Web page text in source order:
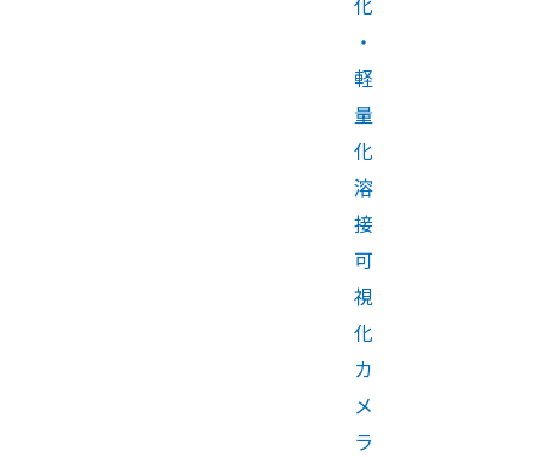
・
軽
量
化
溶
接
可
視
化
カ
メ
ラ